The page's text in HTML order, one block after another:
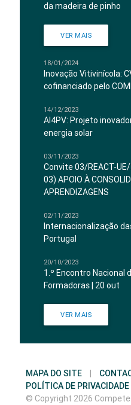
da madeira de pinho
VER MAIS
18/01/2024
Inovação Vitivinícola:
cofinanciado pelo
14/12/2023
AI4PV: Projeto
energia solar
03/11/2023
Convite 03/REACT-
03) APOIO À
APRENDIZAGENS
02/11/2023
Internacionalização
Portugal
20/10/2023
1.º Encontro Nacional
Formadoras | 20 out
VER MAIS
MAPA DO SITE
POLÍTICA DE PRIVACIDADE
© Copyright 2026